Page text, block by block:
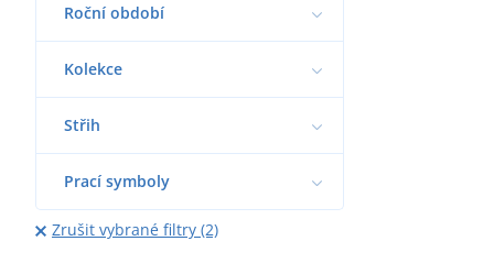
Roční období
Kolekce
Střih
Prací symboly
Zrušit vybrané filtry (2)